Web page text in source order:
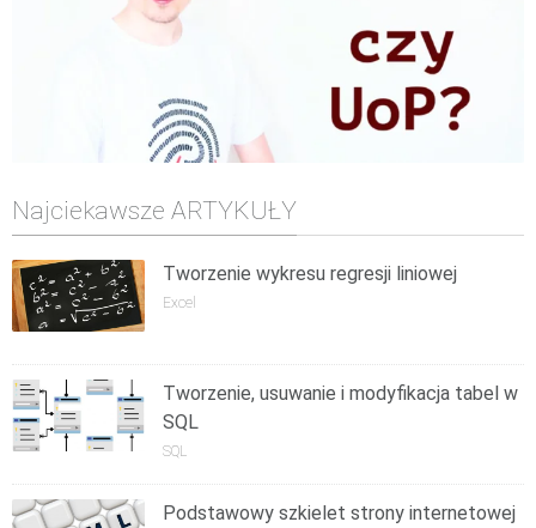
Najciekawsze ARTYKUŁY
Tworzenie wykresu regresji liniowej
Excel
Tworzenie, usuwanie i modyfikacja tabel w
SQL
SQL
Podstawowy szkielet strony internetowej